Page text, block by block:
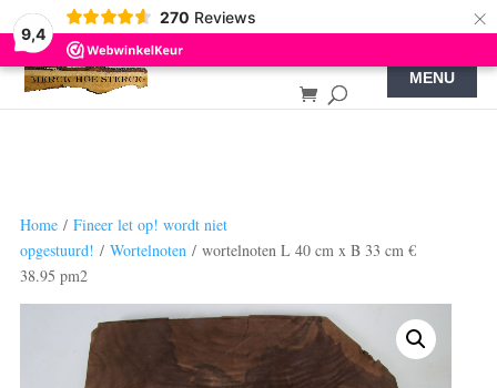
9,4
270 Reviews ×
Home/ Fineer let op! wordt niet
opgestuurd! / Wortelnoten/ wortelnoten L 40 cm x B 33 cm €
38.95 pm2